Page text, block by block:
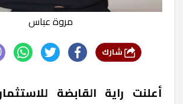
مروة عباس
أعلنت راية القابضة